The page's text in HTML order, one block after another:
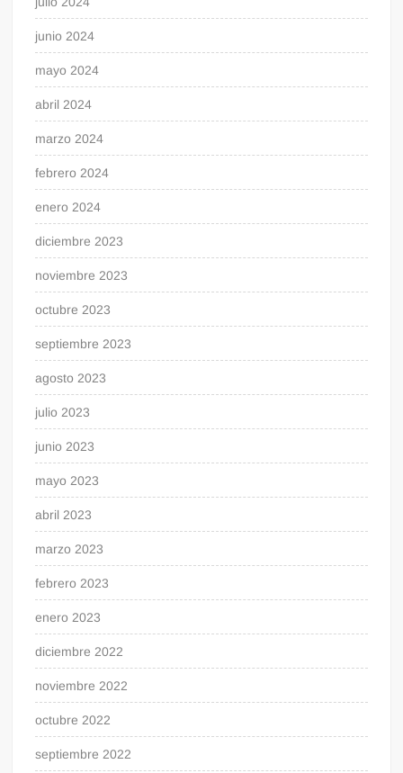
junio 2024
mayo 2024
abril 2024
marzo 2024
febrero 2024
enero 2024
diciembre 2023
noviembre 2023
octubre 2023
septiembre 2023
agosto 2023
julio 2023
junio 2023
mayo 2023
abril 2023
marzo 2023
febrero 2023
enero 2023
diciembre 2022
noviembre 2022
octubre 2022
septiembre 2022